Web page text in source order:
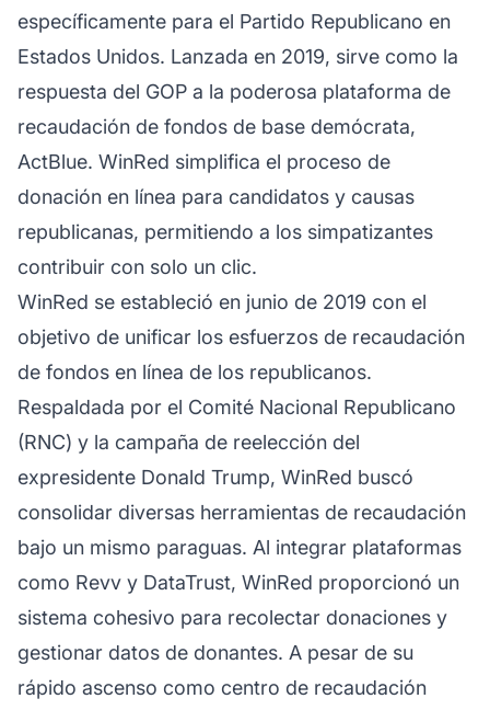
específicamente para el Partido Republicano en
Estados Unidos. Lanzada en 2019, sirve como la
respuesta del GOP a la poderosa plataforma de
recaudación de fondos de base demócrata,
ActBlue. WinRed simplifica el proceso de
donación en línea para candidatos y causas
republicanas, permitiendo a los simpatizantes
contribuir con solo un clic.
WinRed se estableció en junio de 2019 con el
objetivo de unificar los esfuerzos de recaudación
de fondos en línea de los republicanos.
Respaldada por el Comité Nacional Republicano
(RNC) y la campaña de reelección del
expresidente Donald Trump, WinRed buscó
consolidar diversas herramientas de recaudación
bajo un mismo paraguas. Al integrar plataformas
como Revv y DataTrust, WinRed proporcionó un
sistema cohesivo para recolectar donaciones y
gestionar datos de donantes. A pesar de su
rápido ascenso como centro de recaudación